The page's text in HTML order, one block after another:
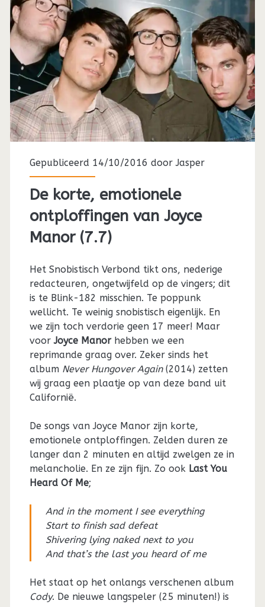
Gepubliceerd 14/10/2016 doorJasper
De korte, emotionele
ontploffingen van Joyce
Manor (7.7)
Het Snobistisch Verbond tikt ons, nederige
redacteuren, ongetwijfeld op de vingers; dit
is te Blink-182 misschien. Te poppunk
wellicht. Te weinig snobistisch eigenlijk. En
we zijn toch verdorie geen 17 meer! Maar
voorJoyce Manorhebben we een
reprimande graag over. Zeker sinds het
album Never Hungover Again(2014) zetten
wij graag een plaatje op van deze band uit
Californië.
De songs van Joyce Manor zijn korte,
emotionele ontploffingen. Zelden duren ze
langer dan 2 minuten en altijd zwelgen ze in
melancholie. En ze zijn fijn. Zo ook Last You
Heard Of Me;
And in the moment I see everything
Start to finish sad defeat
Shivering lying naked next to you
And that’s the last you heard of me
Het staat op het onlangs verschenen album
Cody. De nieuwe langspeler (25 minuten!) is